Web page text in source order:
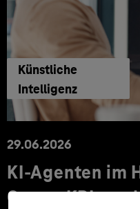
Künstliche
Intelligenz
29.06.2026
KI‑Agenten im
Cases, KPIs